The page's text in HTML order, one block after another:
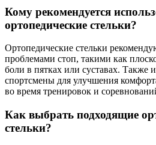
Кому рекомендуется
ортопедические стельки?
Ортопедические стельки
проблемами стоп, такими как
боли в пятках или суставах. Также
спортсмены для улучшения
во время тренировок и
Как выбрать подходящие
стельки?